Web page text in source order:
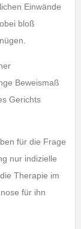
Einwände
bloß
Beweismaß
Gerichts
für die Frage
nur indizielle
Therapie im
für ihn